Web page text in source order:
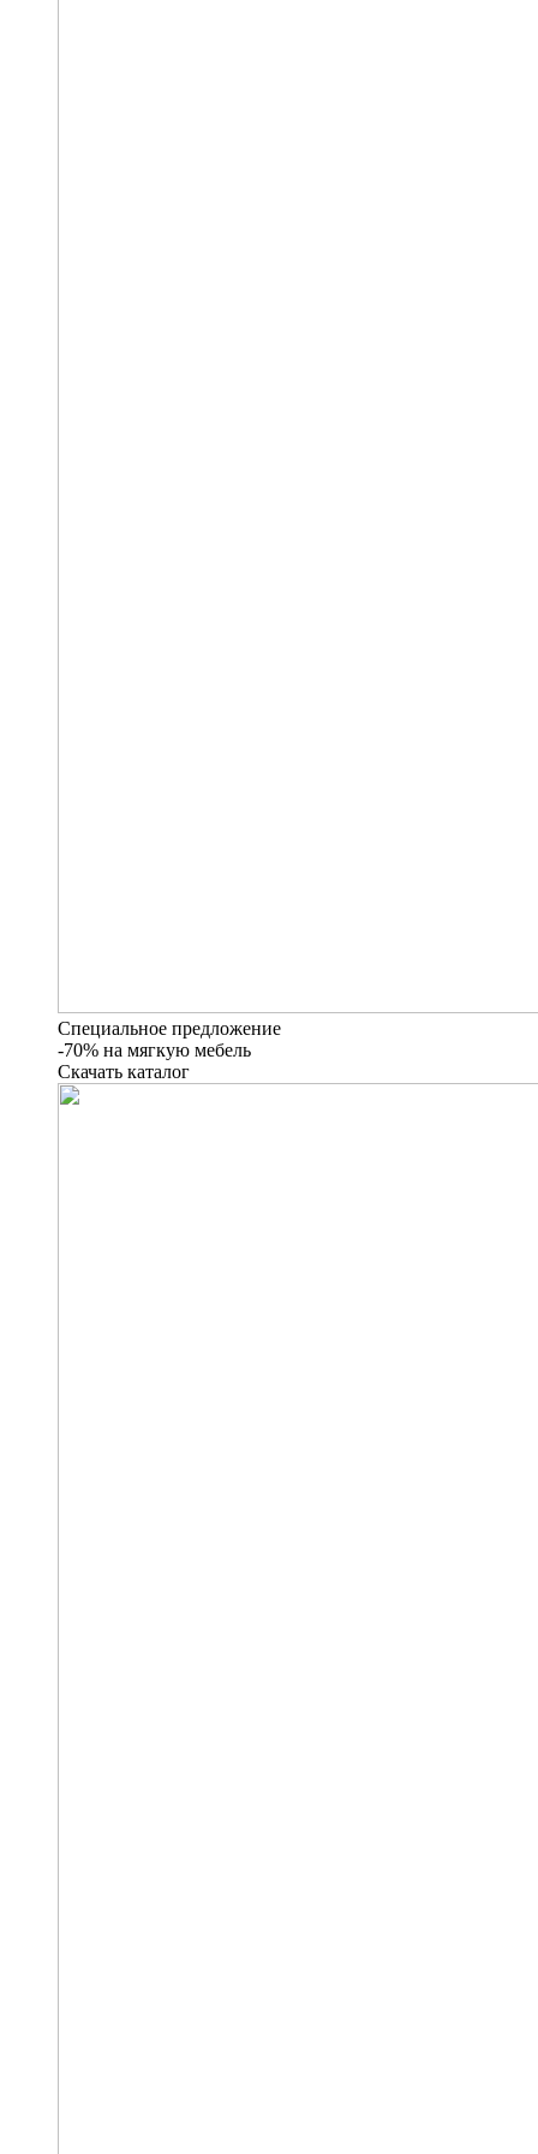
Специальное предложение
-70% на мягкую мебель
Скачать каталог